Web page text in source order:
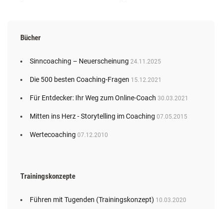
Bücher
Sinncoaching – Neuerscheinung 24.11.2025
Die 500 besten Coaching-Fragen 15.12.2021
Für Entdecker: Ihr Weg zum Online-Coach 30.03.2021
Mitten ins Herz - Storytelling im Coaching 07.05.2015
Wertecoaching 07.12.2010
Trainingskonzepte
Führen mit Tugenden (Trainingskonzept) 10.03.2020